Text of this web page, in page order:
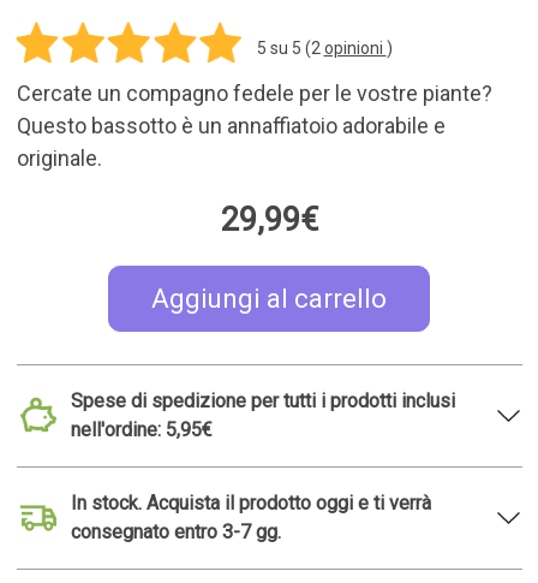
5 su 5 (2 opinioni )
Cercate un compagno fedele per le vostre piante?
Questo bassotto è un annaffiatoio adorabile e
originale.
29,99€
Aggiungi al carrello
Spese di spedizione per tutti i prodotti inclusi
nell'ordine: 5,95€
In stock. Acquista il prodotto oggi e ti verrà
consegnato entro 3-7 gg.